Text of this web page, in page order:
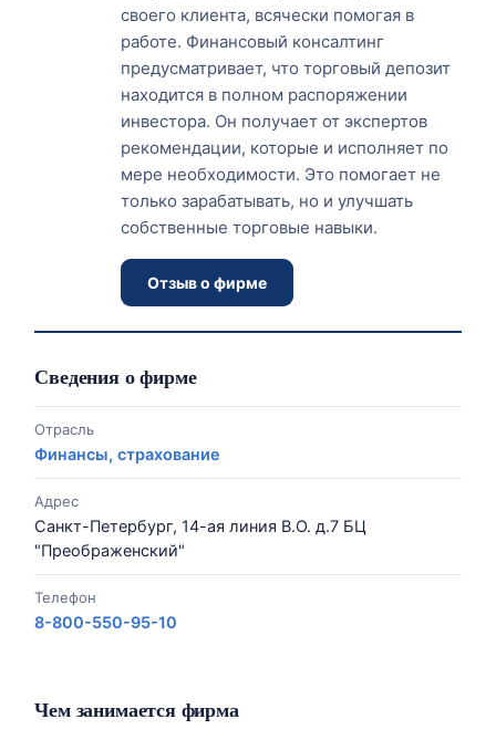
своего клиента, всячески помогая в
работе. Финансовый консалтинг
предусматривает, что торговый депозит
находится в полном распоряжении
инвестора. Он получает от экспертов
рекомендации, которые и исполняет по
мере необходимости. Это помогает не
только зарабатывать, но и улучшать
собственные торговые навыки.
Отзыв о фирме
Сведения о фирме
Отрасль
Финансы, страхование
Адрес
Санкт-Петербург, 14-ая линия В.О. д.7 БЦ
"Преображенский"
Телефон
8-800-550-95-10
Чем занимается фирма